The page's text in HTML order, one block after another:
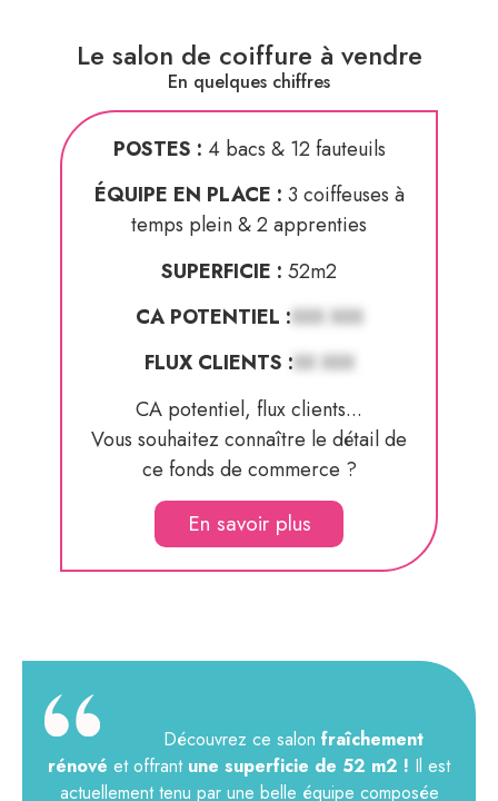
Le salon de coiffure à vendre
En quelques chiffres
POSTES : 4 bacs & 12 fauteuils
ÉQUIPE EN PLACE : 3 coiffeuses à
temps plein & 2 apprenties
SUPERFICIE : 52m2
CA POTENTIEL :XXX XXX
FLUX CLIENTS :XX XXX
CA potentiel, flux clients...
Vous souhaitez connaître le détail de
ce fonds de commerce ?
En savoir plus
Découvrez ce salon fraîchement
rénové et offrantune superficie de 52 m2 ! Il est
actuellement tenu par une belle équipe composée